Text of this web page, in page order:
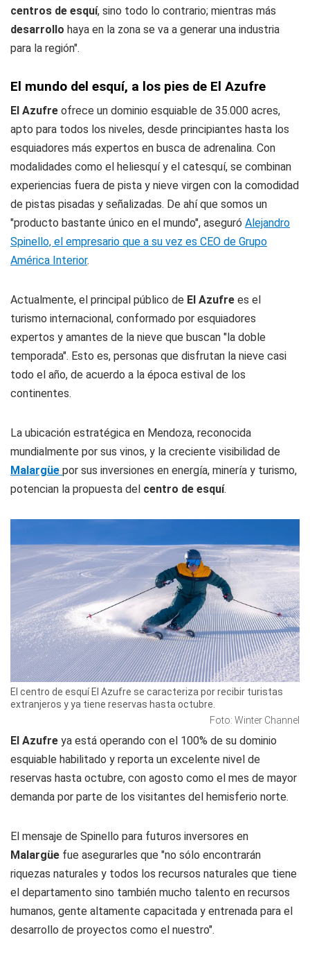
centros de esquí, sino todo lo contrario; mientras más
desarrollo haya en la zona se va a generar una industria
para la región".
El mundo del esquí, a los pies de El Azufre
El Azufre ofrece un dominio esquiable de 35.000 acres,
apto para todos los niveles, desde principiantes hasta los
esquiadores más expertos en busca de adrenalina. Con
modalidades como el heliesquí y el catesquí, se combinan
experiencias fuera de pista y nieve virgen con la comodidad
de pistas pisadas y señalizadas. De ahí que somos un
"producto bastante único en el mundo", aseguró Alejandro
Spinello, el empresario que a su vez es CEO de Grupo
América Interior.
Actualmente, el principal público de El Azufre es el
turismo internacional, conformado por esquiadores
expertos y amantes de la nieve que buscan "la doble
temporada". Esto es, personas que disfrutan la nieve casi
todo el año, de acuerdo a la época estival de los
continentes.
La ubicación estratégica en Mendoza, reconocida
mundialmente por sus vinos, y la creciente visibilidad de
Malargüe por sus inversiones en energía, minería y turismo,
potencian la propuesta del centro de esquí.
El centro de esquí El Azufre se caracteriza por recibir turistas
extranjeros y ya tiene reservas hasta octubre.
Foto: Winter Channel
El Azufre ya está operando con el 100% de su dominio
esquiable habilitado y reporta un excelente nivel de
reservas hasta octubre, con agosto como el mes de mayor
demanda por parte de los visitantes del hemisferio norte.
El mensaje de Spinello para futuros inversores en
Malargüe fue asegurarles que "no sólo encontrarán
riquezas naturales y todos los recursos naturales que tiene
el departamento sino también mucho talento en recursos
humanos, gente altamente capacitada y entrenada para el
desarrollo de proyectos como el nuestro".